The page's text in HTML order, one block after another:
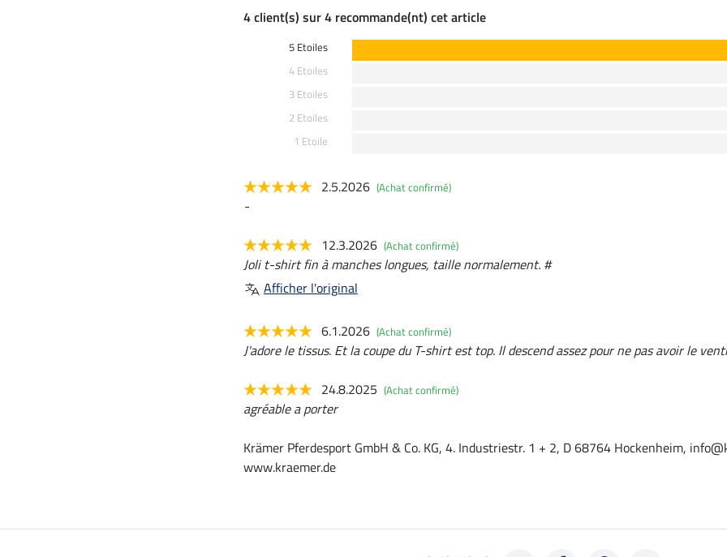
4 client(s) sur 4 recommande(nt) cet article
5 Etoiles
4 Etoiles
3 Etoiles
2 Etoiles
1 Etoile
2.5.2026 (Achat confirmé)
-
12.3.2026 (Achat confirmé)
Joli t-shirt fin à manches longues, taille normalement. #
Afficher l'original
6.1.2026 (Achat confirmé)
J'adore le tissus. Et la coupe du T-shirt est top. Il descend assez pour ne pas avoir le
24.8.2025 (Achat confirmé)
agréable a porter
Krämer Pferdesport GmbH & Co. KG, 4. Industriestr. 1 + 2, D 68764 Hockenheim,
www.kraemer.de